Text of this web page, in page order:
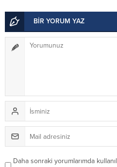
BİR YORUM YAZ
Daha sonraki yorumlarımda